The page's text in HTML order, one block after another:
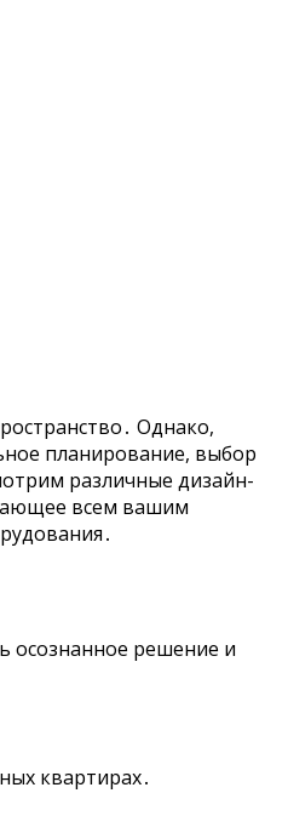
Однако,
планирование, выбор
различные дизайн-
всем вашим
осознанное решение и
квартирах․